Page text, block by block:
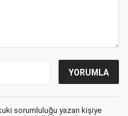
sorumluluğu yazan kişiye